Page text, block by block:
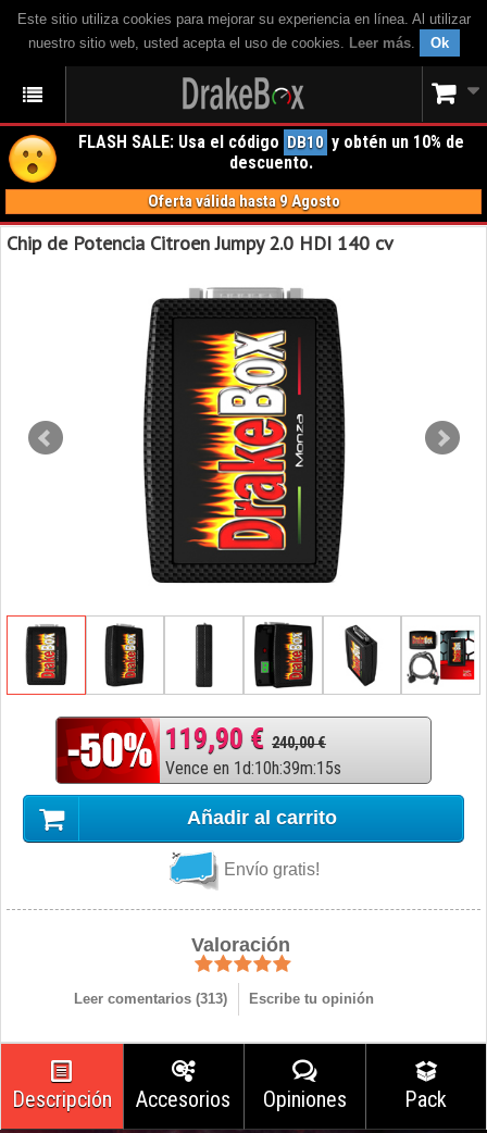
Este sitio utiliza cookies para mejorar su experiencia en línea. Al utilizar
nuestro sitio web, usted acepta el uso de cookies. Leer más. Ok
FLASH SALE: Usa el código DB10 y obtén un 10% de
descuento.
Oferta válida hasta 9 Agosto
Chip de Potencia Citroen Jumpy 2.0 HDI 140 cv
119,90 € 240,00 €
Vence en 1d:10h:39m:14s
Añadir al carrito
Envío gratis!
Valoración
Leer comentarios (313) Escribe tu opinión
Descripción Accesorios Opiniones Pack